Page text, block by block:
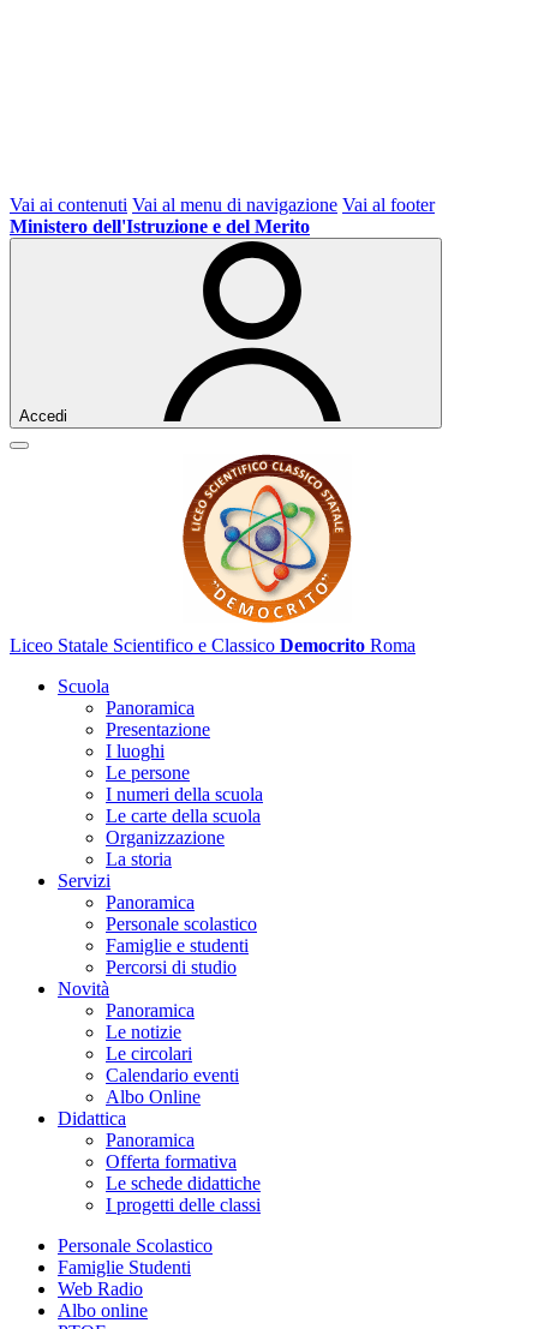
Vai ai contenuti Vai al menu di navigazione Vai al footer
Ministero dell'Istruzione e del Merito
Accedi
Liceo Statale Scientifico e Classico Democrito Roma
Scuola
Panoramica
Presentazione
I luoghi
Le persone
I numeri della scuola
Le carte della scuola
Organizzazione
La storia
Servizi
Panoramica
Personale scolastico
Famiglie e studenti
Percorsi di studio
Novità
Panoramica
Le notizie
Le circolari
Calendario eventi
Albo Online
Didattica
Panoramica
Offerta formativa
Le schede didattiche
I progetti delle classi
Personale Scolastico
Famiglie Studenti
Web Radio
Albo online